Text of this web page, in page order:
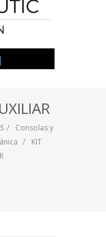
Consolas y
KIT